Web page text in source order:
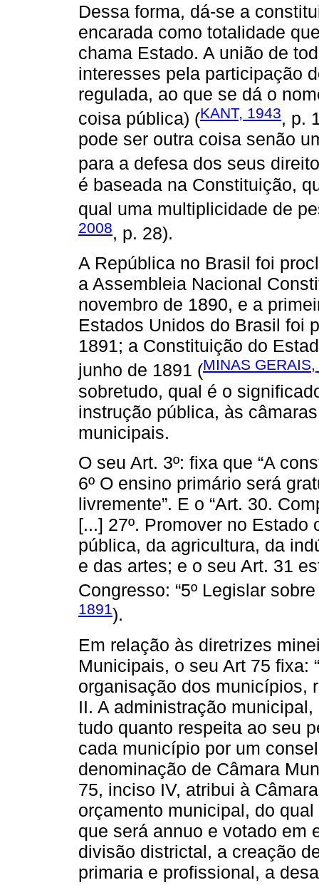
Dessa forma, dá-se a
encarada como totalidade
chama Estado. A união de
interesses pela participação
regulada, ao que se dá o
coisa pública) (KANT, 1943, p.
pode ser outra coisa senão
para a defesa dos seus
é baseada na Constituição,
qual uma multiplicidade de
2008, p. 28).
A República no Brasil foi
a Assembleia Nacional
novembro de 1890, e a
Estados Unidos do Brasil foi
1891; a Constituição do
junho de 1891 (MINAS
sobretudo, qual é o
instrução pública, às
municipais.
O seu Art. 3º: fixa que “A
6º O ensino primário será
livremente”. E o “Art. 30.
[...] 27º. Promover no
pública, da agricultura, da
e das artes; e o seu Art. 31
Congresso: “5º Legislar
1891).
Em relação às diretrizes
Municipais, o seu Art 75 fixa:
organisação dos municípios,
II. A administração
tudo quanto respeita ao seu
cada município por um
denominação de Câmara
75, inciso IV, atribui à
orçamento municipal, do
que será annuo e votado em
divisão districtal, a creação
primaria e profissional, a